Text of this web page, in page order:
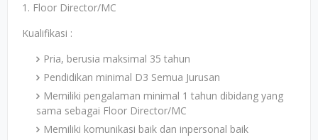
1. Floor Director/MC
Kualifikasi :
Pria, berusia maksimal 35 tahun
Pendidikan minimal D3 Semua Jurusan
Memiliki pengalaman minimal 1 tahun dibidang yang
sama sebagai Floor Director/MC
Memiliki komunikasi baik dan inpersonal baik